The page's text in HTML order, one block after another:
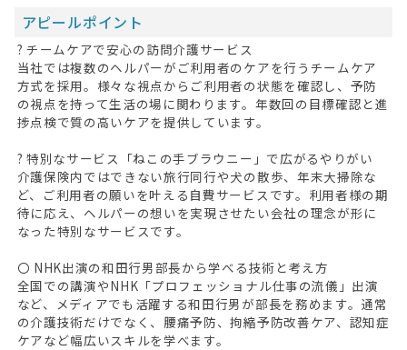
アピールポイント
? チームケアで安心の訪問介護サービス
当社では複数のヘルパーがご利用者のケアを行うチームケア
方式を採用。様々な視点からご利用者の状態を確認し、予防
の視点を持って生活の場に関わります。年数回の目標確認と進
捗点検で質の高いケアを提供しています。
? 特別なサービス「ねこの手ブラウニー」で広がるやりがい
介護保険内ではできない旅行同行や犬の散歩、年末大掃除な
ど、ご利用者の願いを叶える自費サービスです。利用者様の期
待に応え、ヘルパーの想いを実現させたい会社の理念が形に
なった特別なサービスです。
〇 NHK出演の和田行男部長から学べる技術と考え方
全国での講演やNHK「プロフェッショナル仕事の流儀」出演
など、メディアでも活躍する和田行男が部長を務めます。通常
の介護技術だけでなく、腰痛予防、拘縮予防改善ケア、認知症
ケアなど幅広いスキルを学べます。